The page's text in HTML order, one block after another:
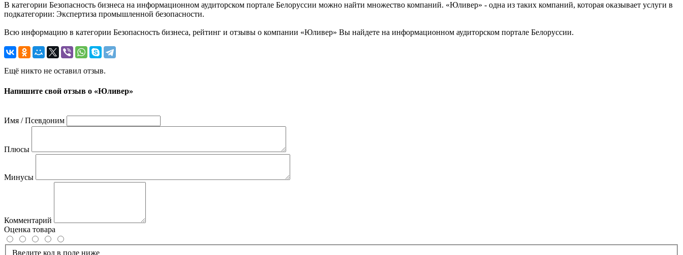
В категории Безопасность бизнеса на информационном аудиторском портале Белоруссии можно найти множество компаний. «Юливер» - одна из таких компаний, которая оказывает услуги в
подкатегории: Экспертиза промышленной безопасности.
Всю информацию в категории Безопасность бизнеса, рейтинг и отзывы о компании «Юливер» Вы найдете на информационном аудиторском портале Белоруссии.
Ещё никто не оставил отзыв.
Напишите свой отзыв о «Юливер»
Имя / Псевдоним
Плюсы
Минусы
Комментарий
Оценка товара
Введите код в поле ниже